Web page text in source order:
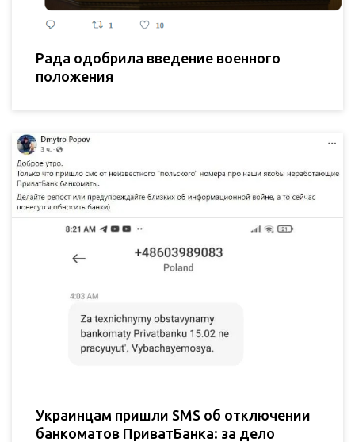
Рада одобрила введение военного
положения
Украинцам пришли SMS об отключении
банкоматов ПриватБанка: за дело